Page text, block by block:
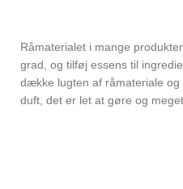
Råmaterialet i mange
grad, og tilføj essens til
dække lugten af ​​råmateriale
duft, det er let at gøre og